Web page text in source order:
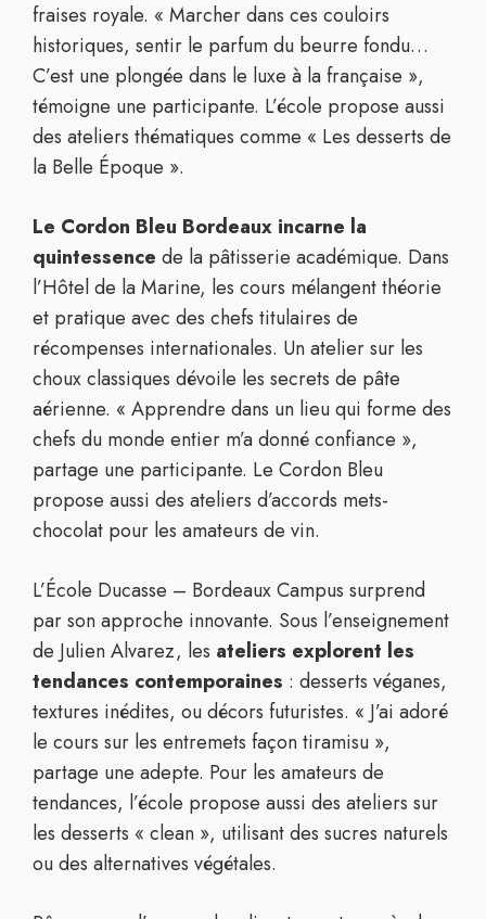
fraises royale. « Marcher dans ces couloirs
historiques, sentir le parfum du beurre fondu…
C’est une plongée dans le luxe à la française »,
témoigne une participante. L’école propose aussi
des ateliers thématiques comme « Les desserts de
la Belle Époque ».
Le Cordon Bleu Bordeaux incarne la
quintessence de la pâtisserie académique. Dans
l’Hôtel de la Marine, les cours mélangent théorie
et pratique avec des chefs titulaires de
récompenses internationales. Un atelier sur les
choux classiques dévoile les secrets de pâte
aérienne. « Apprendre dans un lieu qui forme des
chefs du monde entier m’a donné confiance »,
partage une participante. Le Cordon Bleu
propose aussi des ateliers d’accords mets-
chocolat pour les amateurs de vin.
L’École Ducasse – Bordeaux Campus surprend
par son approche innovante. Sous l’enseignement
de Julien Alvarez, les ateliers explorent les
tendances contemporaines : desserts véganes,
textures inédites, ou décors futuristes. « J’ai adoré
le cours sur les entremets façon tiramisu »,
partage une adepte. Pour les amateurs de
tendances, l’école propose aussi des ateliers sur
les desserts « clean », utilisant des sucres naturels
ou des alternatives végétales.